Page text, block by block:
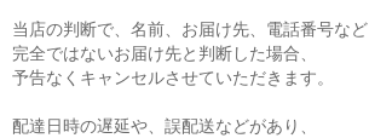
当店の判断で、名前、お届け先、電話番号など
完全ではないお届け先と判断した場合、
予告なくキャンセルさせていただきます。
配達日時の遅延や、誤配送などがあり、